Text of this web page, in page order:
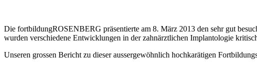
Die fortbildungROSENBERG präsentierte am 8. März 2013 den sehr gut
wurden verschiedene Entwicklungen in der zahnärztlichen Implantologie
Unseren grossen Bericht zu dieser aussergewöhnlich hochkarätigen